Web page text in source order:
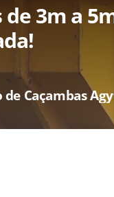
de 3m a
de Caçambas